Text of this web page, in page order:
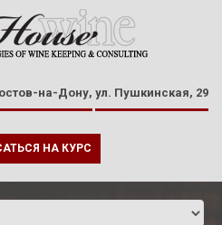
на-Дону, ул. Пушкинская, 29
НА КУРС